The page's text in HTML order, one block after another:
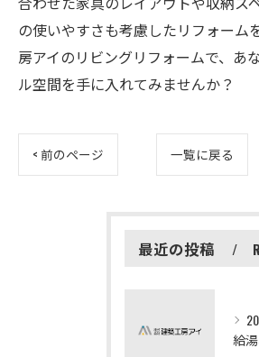
の使いやすさも考慮したリフォーム
房アイのリビングリフォームで、あ
ル空間を手に入れてみませんか？
< 前のページ 一覧に戻る
最近の投稿